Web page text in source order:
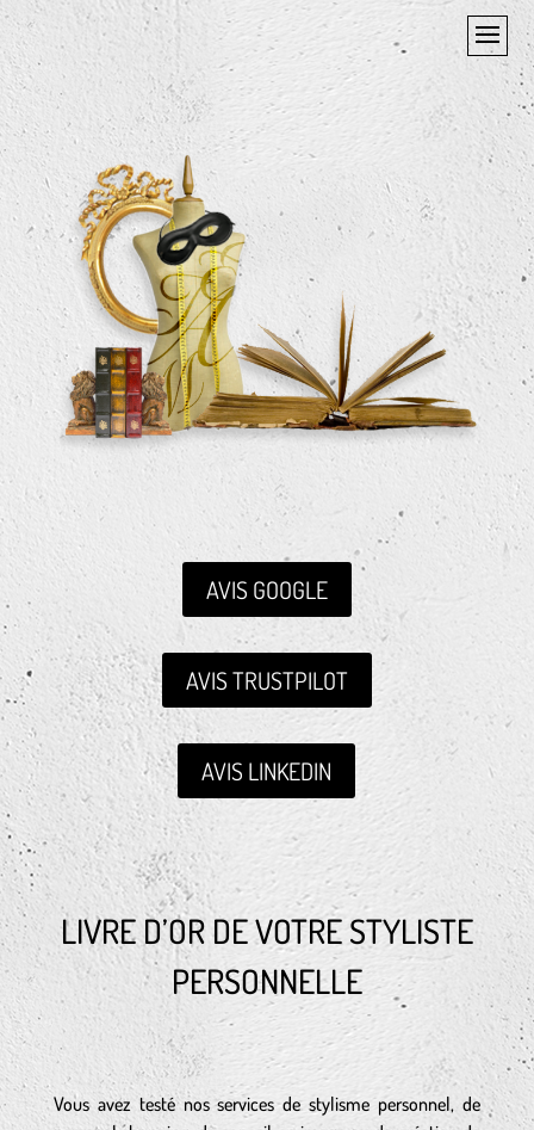
AVIS GOOGLE
AVIS TRUSTPILOT
AVIS LINKEDIN
LIVRE D’OR DE VOTRE STYLISTE
PERSONNELLE
Vous avez testé nos services de stylisme personnel, de